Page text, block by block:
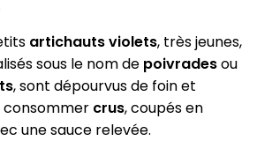
artichauts violets, très jeunes,
sous le nom de poivradesou
, sont dépourvus de foin et
consommer crus, coupés en
une sauce relevée.